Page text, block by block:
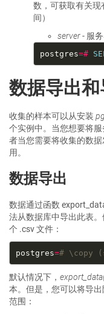
数，可获取有关现
间）
server- 服
postgres=#
数据导出和
收集的样本可以从安装
个实例中。当您想要将
者当您需要将收集的数
用。
数据导出
数据通过函数
法从数据库中导出此表
个 .csv 文件：
postgres=# \copy
默认情况下，
本。但是，您可以将导
范围：